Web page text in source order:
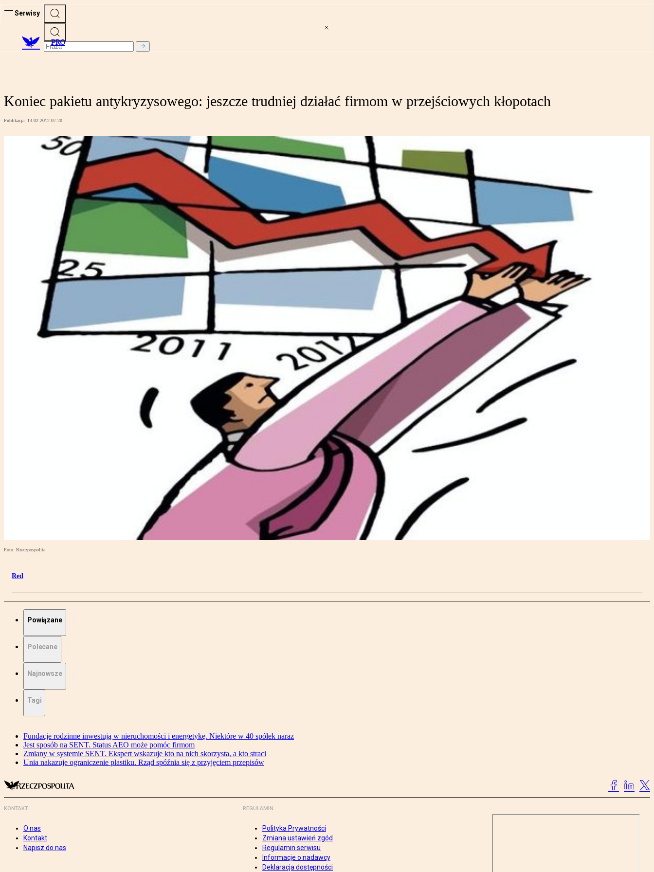
Serwisy
PRO
Koniec pakietu antykryzysowego: jeszcze trudniej działać firmom w przejściowych kłopotach
Publikacja: 13.02.2012 07:20
Foto: Rzeczpospolita
Red
Powiązane
Polecane
Najnowsze
Tagi
Fundacje rodzinne inwestują w nieruchomości i energetykę. Niektóre w 40 spółek naraz
Jest sposób na SENT. Status AEO może pomóc firmom
Zmiany w systemie SENT. Ekspert wskazuje kto na nich skorzysta, a kto straci
Unia nakazuje ograniczenie plastiku. Rząd spóźnia się z przyjęciem przepisów
KONTAKT
O nas
Kontakt
Napisz do nas
REGULAMIN
Polityka Prywatności
Zmiana ustawień zgód
Regulamin serwisu
Informacje o nadawcy
Deklaracja dostępności